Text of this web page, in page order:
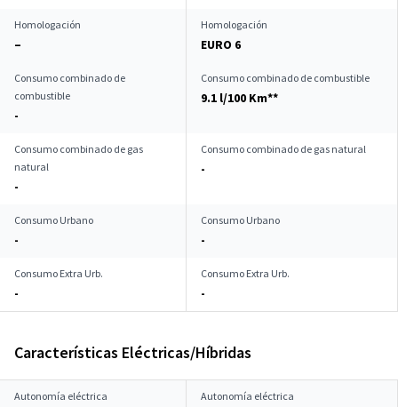
Homologación
–
Homologación
EURO 6
Consumo combinado de
combustible
-
Consumo combinado de combustible
9.1 l/100 Km**
Consumo combinado de gas
natural
-
Consumo combinado de gas natural
-
Consumo Urbano
-
Consumo Urbano
-
Consumo Extra Urb.
-
Consumo Extra Urb.
-
Características Eléctricas/Híbridas
Autonomía eléctrica Autonomía eléctrica